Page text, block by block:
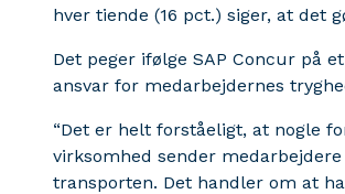
hver tiende (16 pct.) siger, at det
Det peger ifølge SAP Concur på
ansvar for medarbejdernes
“Det er helt forståeligt, at nogle
virksomhed sender
transporten. Det handler om at